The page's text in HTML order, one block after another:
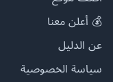
💰 أعلن معنا
عن الدليل
سياسة الخصوصية